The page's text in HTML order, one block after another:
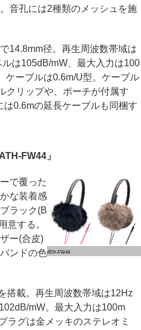
音孔には2種類のメッシュを施
14.8mm径。再生周波数帯域は
は105dB/mW、最大入力は100
ケーブルは0.6m/U型。ケーブル
クリップや、ポーチが付属す
0.6mの延長ケーブルも同梱す
FW44」
ATH-FW44
で覆った
な装着感
ラック(B
意する。
ー(合皮)
ンドの色
搭載。再生周波数帯域は12Hz
mW。最大入力は100m
ラグは金メッキのステレオミ